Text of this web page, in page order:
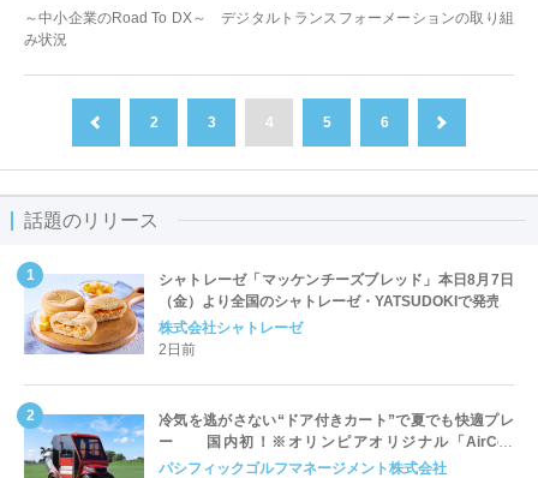
～中小企業のRoad To DX～ デジタルトランスフォーメーションの取り組
み状況
2 3 4 5 6
話題のリリース
シャトレーゼ「マッケンチーズブレッド」本日8月7日
（金）より全国のシャトレーゼ・YATSUDOKIで発売
株式会社シャトレーゼ
2日前
冷気を逃がさない“ドア付きカート”で夏でも快適プレ
ー 国内初！※オリンピアオリジナル「AirCon
Cart（エアコンカート）」導入 | ＰＧＭ
パシフィックゴルフマネージメント株式会社